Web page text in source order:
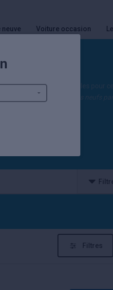
Voiture occasion
15 offres automobiles pour
autres
Filtres